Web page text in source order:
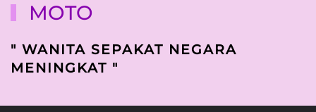
MOTO
" WANITA SEPAKAT NEGARA
MENINGKAT "